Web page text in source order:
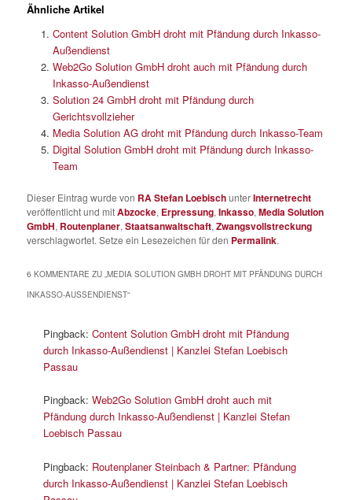
Ähnliche Artikel
Content Solution GmbH droht mit Pfändung durch Inkasso-
Außendienst
Web2Go Solution GmbH droht auch mit Pfändung durch
Inkasso-Außendienst
Solution 24 GmbH droht mit Pfändung durch
Gerichtsvollzieher
Media Solution AG droht mit Pfändung durch Inkasso-Team
Digital Solution GmbH droht mit Pfändung durch Inkasso-
Team
Dieser Eintrag wurde von RA Stefan LoebischunterInternetrecht
veröffentlicht und mitAbzocke, Erpressung,Inkasso,Media Solution
GmbH, Routenplaner,Staatsanwaltschaft,Zwangsvollstreckung
verschlagwortet. Setze ein Lesezeichen für den Permalink.
6 KOMMENTARE ZU „MEDIA SOLUTION GMBH DROHT MIT PFÄNDUNG DURCH
INKASSO-AUSSENDIENST “
Pingback:Content Solution GmbH droht mit Pfändung
durch Inkasso-Außendienst | Kanzlei Stefan Loebisch
Passau
Pingback:Web2Go Solution GmbH droht auch mit
Pfändung durch Inkasso-Außendienst | Kanzlei Stefan
Loebisch Passau
Pingback: Routenplaner Steinbach & Partner: Pfändung
durch Inkasso-Außendienst | Kanzlei Stefan Loebisch